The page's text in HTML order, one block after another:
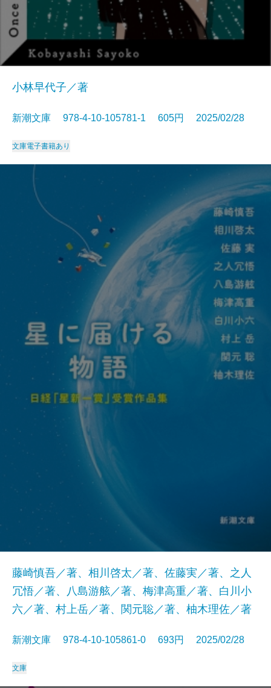
小林早代子／著
新潮文庫 978-4-10-105781-1 605円 2025/02/28
文庫電子書籍あり
藤崎慎吾／著、相川啓太／著、佐藤実／著、之人
冗悟／著、八島游舷／著、梅津高重／著、白川小
六／著、村上岳／著、関元聡／著、柚木理佐／著
新潮文庫 978-4-10-105861-0 693円 2025/02/28
文庫